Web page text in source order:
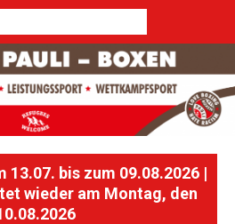
13.07. bis zum 09.08.2026 |
wieder am Montag, den